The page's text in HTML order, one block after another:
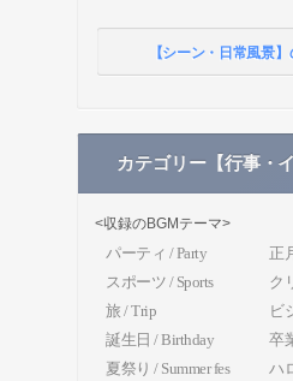
【シーン・日常風景
カテゴリー【行事・
<収録のBGMテーマ>
パーティ / Party
正
スポーツ / Sports
ク
旅 / Trip
ビ
誕生日 / Birthday
卒
夏祭り / Summer fes
ハ